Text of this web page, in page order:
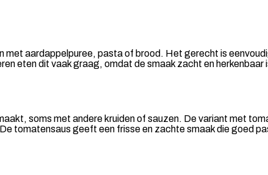
aardappelpuree, pasta of brood. Het gerecht is
eten dit vaak graag, omdat de smaak zacht en herkenbaar
soms met andere kruiden of sauzen. De variant met
tomatensaus geeft een frisse en zachte smaak die goed